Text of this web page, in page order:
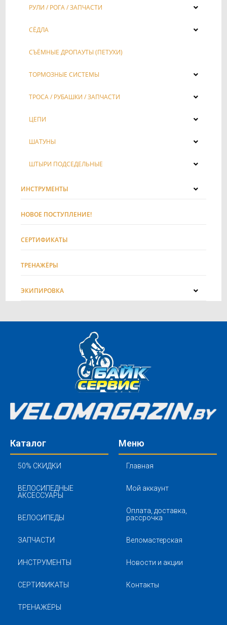
РУЛИ / РОГА / ЗАПЧАСТИ
СЁДЛА
СЪЁМНЫЕ ДРОПАУТЫ (ПЕТУХИ)
ТОРМОЗНЫЕ СИСТЕМЫ
ТРОСА / РУБАШКИ / ЗАПЧАСТИ
ЦЕПИ
ШАТУНЫ
ШТЫРИ ПОДСЕДЕЛЬНЫЕ
ИНСТРУМЕНТЫ
НОВОЕ ПОСТУПЛЕНИЕ!
СЕРТИФИКАТЫ
ТРЕНАЖЁРЫ
ЭКИПИРОВКА
Каталог
50% СКИДКИ
ВЕЛОСИПЕДНЫЕ
АКСЕССУАРЫ
ВЕЛОСИПЕДЫ
ЗАПЧАСТИ
ИНСТРУМЕНТЫ
СЕРТИФИКАТЫ
ТРЕНАЖЁРЫ
Меню
Главная
Мой аккаунт
Оплата, доставка,
рассрочка
Веломастерская
Новости и акции
Контакты